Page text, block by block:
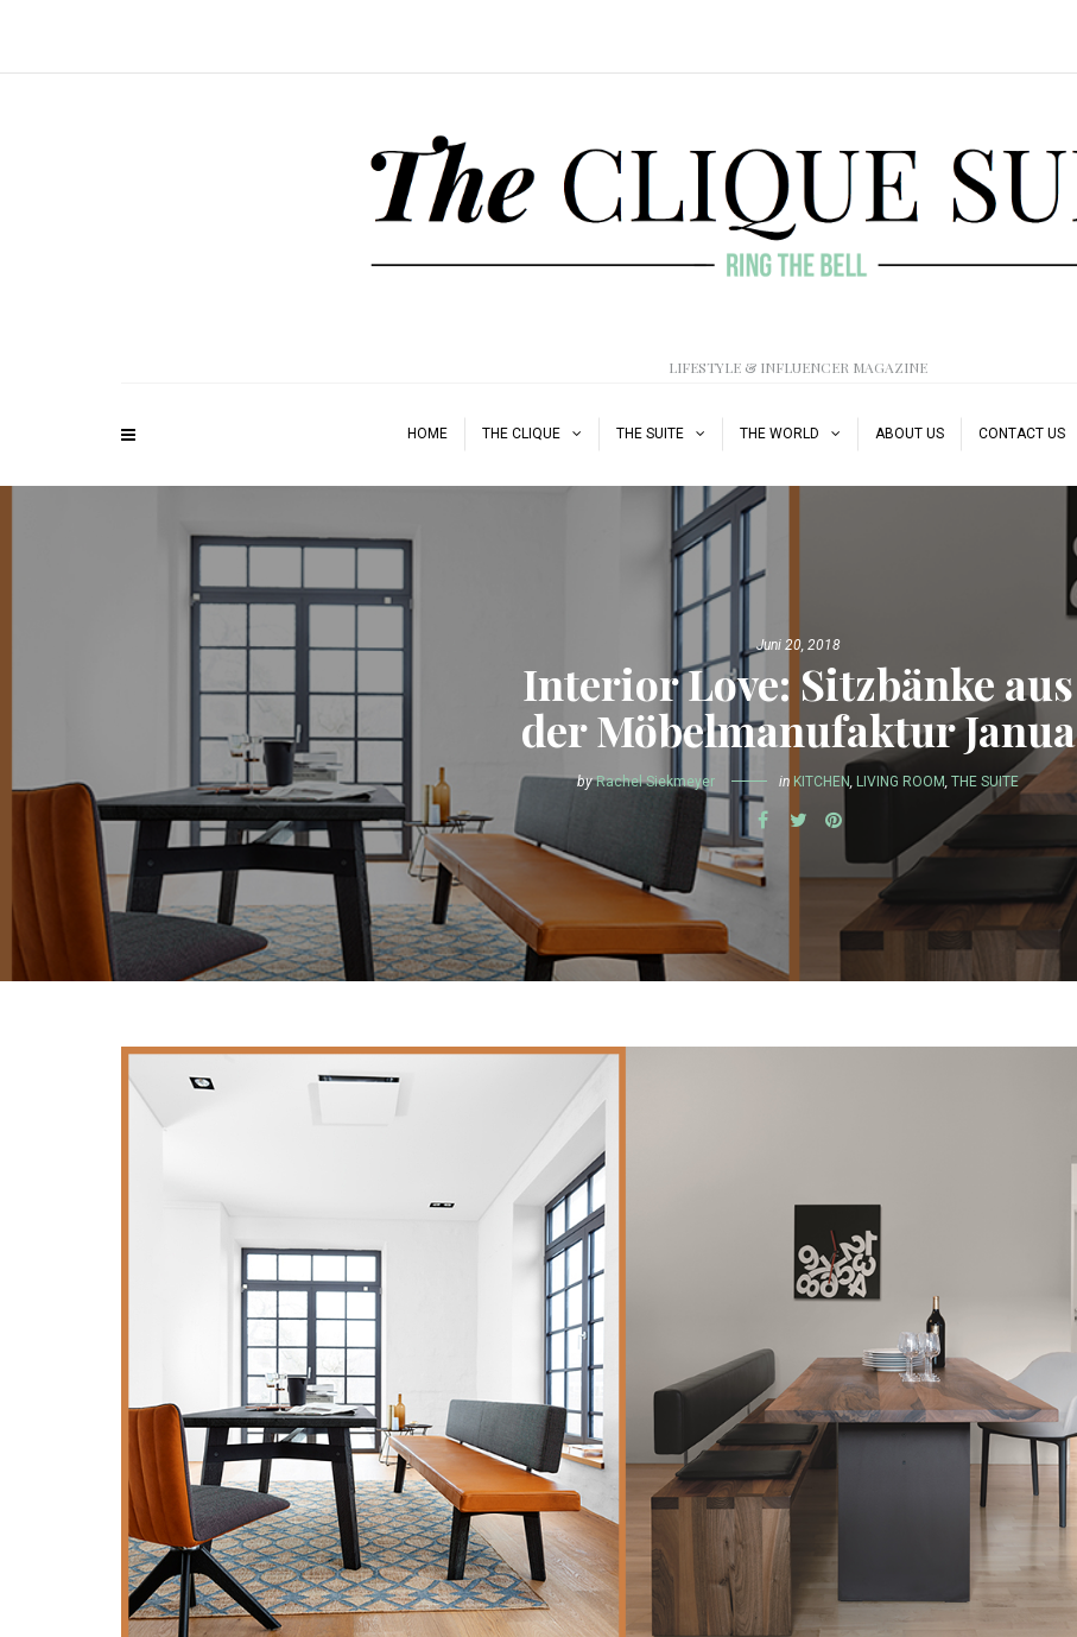
LIFESTYLE & INFLUENCER MAGAZINE
HOME THE CLIQUE THE SUITE THE WORLD ABOUT US CONTACT US
Juni 20, 2018
Interior Love: Sitzbänke aus
der Möbelmanufaktur Janua
byRachel Siekmeyer in KITCHEN, LIVING ROOM, THE SUITE